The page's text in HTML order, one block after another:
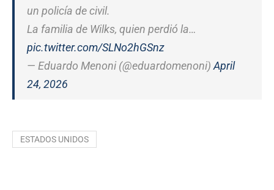
un policía de civil.
La familia de Wilks, quien perdió la…
pic.twitter.com/SLNo2hGSnz
— Eduardo Menoni (@eduardomenoni)April
24, 2026
ESTADOS UNIDOS